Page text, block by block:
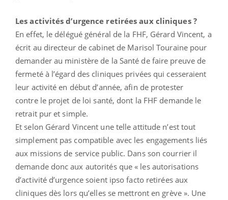
Les activités d’urgence retirées aux cliniques ?
En effet, le délégué général de la FHF, Gérard Vincent, a
écrit au directeur de cabinet de Marisol Touraine pour
demander au ministère de la Santé de faire preuve de
fermeté à l’égard des cliniques privées qui cesseraient
leur activité en début d’année, afin de protester
contre le projet de loi santé, dont la FHF demande le
retrait pur et simple.
Et selon Gérard Vincent une telle attitude n’est tout
simplement pas compatible avec les engagements liés
aux missions de service public. Dans son courrier il
demande donc aux autorités que « les autorisations
d’activité d’urgence soient ipso facto retirées aux
cliniques dès lors qu’elles se mettront en grève ». Une